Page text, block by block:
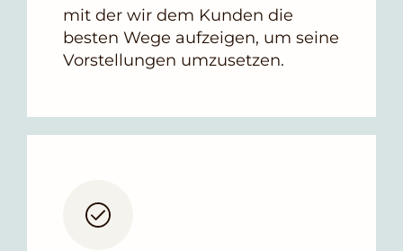
mit der wir dem Kunden die
besten Wege aufzeigen, um seine
Vorstellungen umzusetzen.